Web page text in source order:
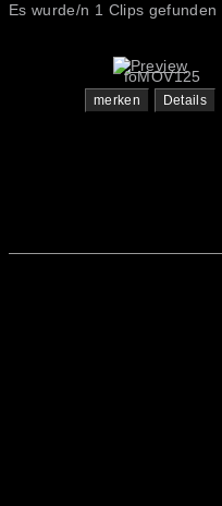
Es wurde/n 1 Clips gefunden
foMOV125
merken Details